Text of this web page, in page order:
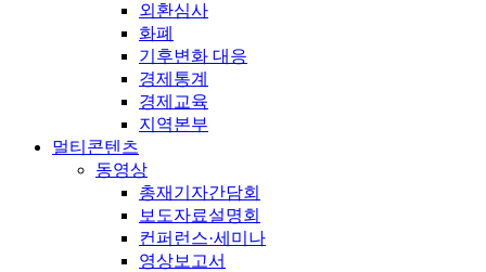
외환심사
화폐
기후변화 대응
경제통계
경제교육
지역본부
멀티콘텐츠
동영상
총재기자간담회
보도자료설명회
컨퍼런스·세미나
영상보고서